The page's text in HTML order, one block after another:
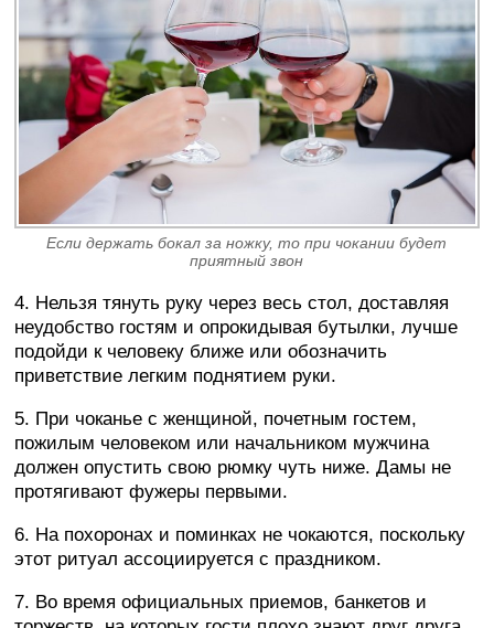
Если держать бокал за ножку, то при чокании будет
приятный звон
4. Нельзя тянуть руку через весь стол, доставляя
неудобство гостям и опрокидывая бутылки, лучше
подойди к человеку ближе или обозначить
приветствие легким поднятием руки.
5. При чоканье с женщиной, почетным гостем,
пожилым человеком или начальником мужчина
должен опустить свою рюмку чуть ниже. Дамы не
протягивают фужеры первыми.
6. На похоронах и поминках не чокаются, поскольку
этот ритуал ассоциируется с праздником.
7. Во время официальных приемов, банкетов и